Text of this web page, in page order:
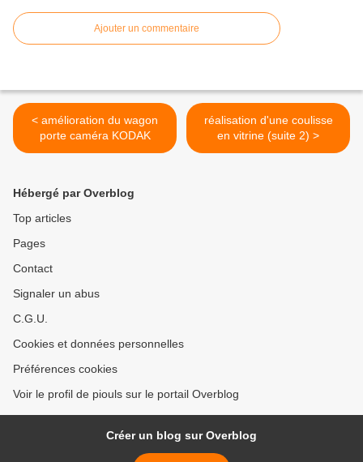
Ajouter un commentaire
< amélioration du wagon
porte caméra KODAK
réalisation d'une coulisse
en vitrine (suite 2) >
Hébergé par Overblog
Top articles
Pages
Contact
Signaler un abus
C.G.U.
Cookies et données personnelles
Préférences cookies
Voir le profil de piouls sur le portail Overblog
Créer un blog sur Overblog